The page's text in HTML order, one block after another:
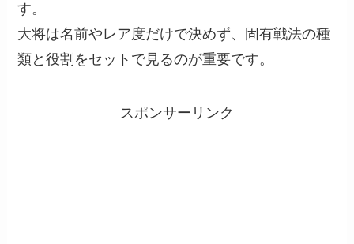
す。
大将は名前やレア度だけで決めず、固有戦法の種
類と役割をセットで見るのが重要です。
スポンサーリンク